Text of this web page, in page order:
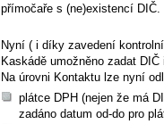
přímočaře s (ne)existencí DIČ.
Nyní ( i díky zavedení
Kaskádě umožněno zadat
Na úrovni Kontaktu lze nyní
plátce DPH (nejen že má
zadáno datum od-do pro